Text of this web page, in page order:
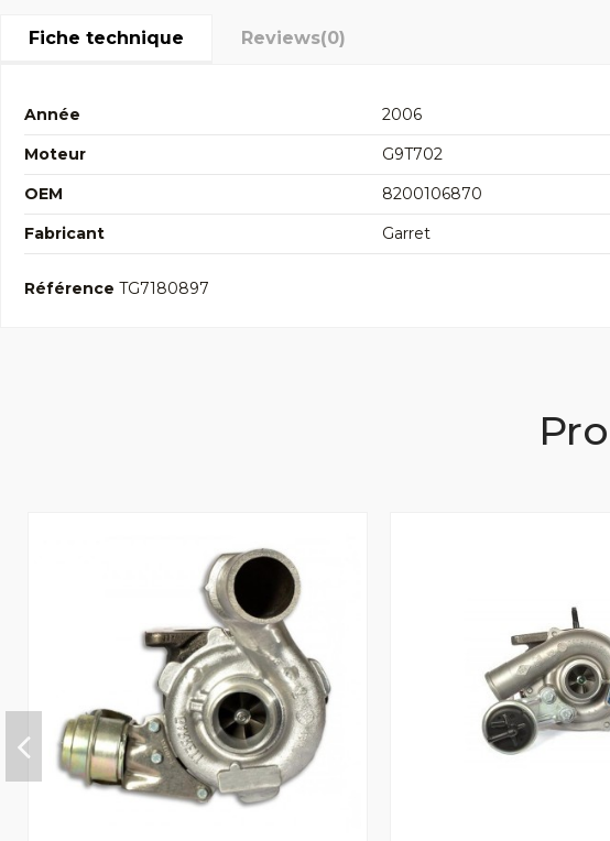
Fiche technique Reviews(0)
Année
2006
Moteur
G9T702
OEM
8200106870
Fabricant
Garret
Référence TG7180897